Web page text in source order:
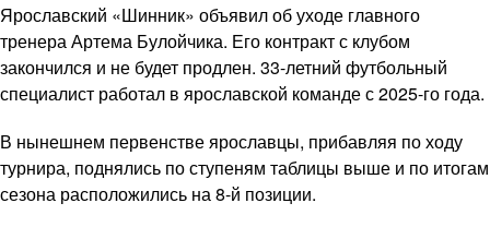
Ярославский «Шинник» объявил об уходе главного
тренера Артема Булойчика. Его контракт с клубом
закончился и не будет продлен. 33-летний футбольный
специалист работал в ярославской команде с 2025-го года.
В нынешнем первенстве ярославцы, прибавляя по ходу
турнира, поднялись по ступеням таблицы выше и по итогам
сезона расположились на 8-й позиции.